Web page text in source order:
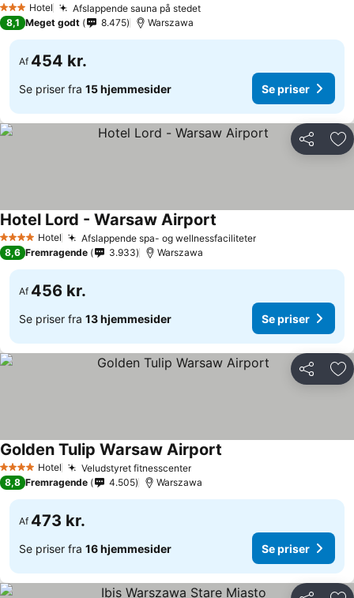
3 StjernerHotel Afslappende sauna på stedetSe priser
8,1 Meget godt 8.475 Warszawa
Af 454 kr.
Se priser fra 15 hjemmesider Se priser
Del
4 StjernerHotel Afslappende spa- og wellnessfaciliteterSe priser
Hotel Lord - Warsaw Airport
8,6 Fremragende 3.933 Warszawa
Af 456 kr.
Se priser fra 13 hjemmesider Se priser
Del
4 StjernerHotel Veludstyret fitnesscenterSe priser
Golden Tulip Warsaw Airport
8,8 Fremragende 4.505 Warszawa
Af 473 kr.
Se priser fra 16 hjemmesider Se priser